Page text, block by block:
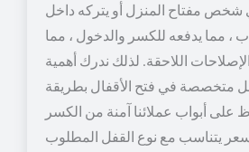
شخص مفتاح المنزل أو يتركه داخل
، مما يدفعه للكسر والدخول ، مما
اللاحقة. لذلك ندرك أهمية
متخصصة في فتح الأقفال بطريقة
على أبواب عملائنا آمنة من الكسر
يتناسب مع نوع القفل المطلوب